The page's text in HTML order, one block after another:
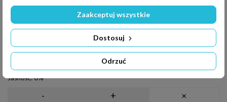
Pionowo (
Filtry
Obrót
Jasność:0%
- + ×
Odrzuć
Dostosuj
Zaakceptuj wszystkie